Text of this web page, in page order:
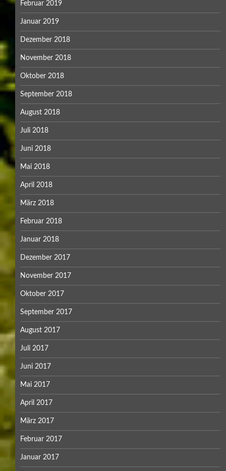
Februar 2019
Januar 2019
Dezember 2018
November 2018
Oktober 2018
September 2018
August 2018
Juli 2018
Juni 2018
Mai 2018
April 2018
März 2018
Februar 2018
Januar 2018
Dezember 2017
November 2017
Oktober 2017
September 2017
August 2017
Juli 2017
Juni 2017
Mai 2017
April 2017
März 2017
Februar 2017
Januar 2017